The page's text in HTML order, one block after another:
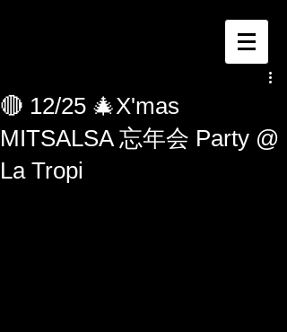
🔴 12/25 🎄X'mas
MITSALSA 忘年会 Party @
La Tropi